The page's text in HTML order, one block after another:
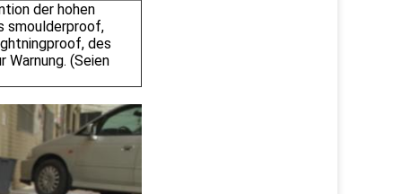
der hohen
smoulderproof,
des
Warnung. (Seien